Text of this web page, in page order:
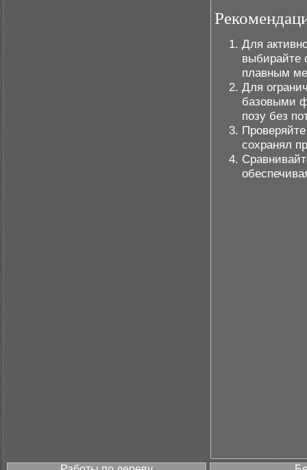
Для
выбирайте
плавным
Для
базовыми
позу без
сохранял